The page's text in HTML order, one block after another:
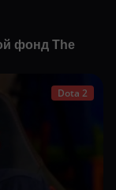
фонд The
Dota 2